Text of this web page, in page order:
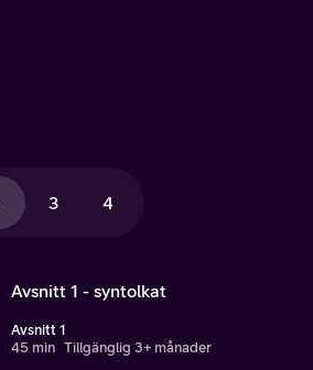
3 4
Avsnitt 1 - syntolkat
Avsnitt 1
45 min Tillgänglig 3+ månader